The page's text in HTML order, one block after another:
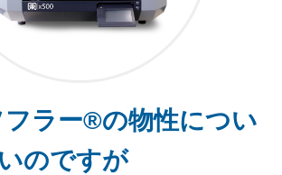
フラー®の物性につい
のですが